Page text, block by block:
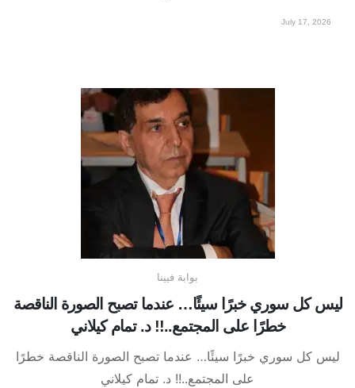
July 17, 2026
بوابة فيينا
ليس كل سوري خبرًا سيئًا… عندما تصبح الصورة الناقصة
خطرًا على المجتمع..!! د. تمام كيلاني
ليس كل سوري خبرًا سيئًا… عندما تصبح الصورة الناقصة خطرًا
على المجتمع..!! د. تمام كيلاني